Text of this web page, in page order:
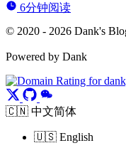
6分钟阅读
© 2020 - 2026 Dank's
Powered by Dank
🇨🇳 中文简体
🇺🇸 English